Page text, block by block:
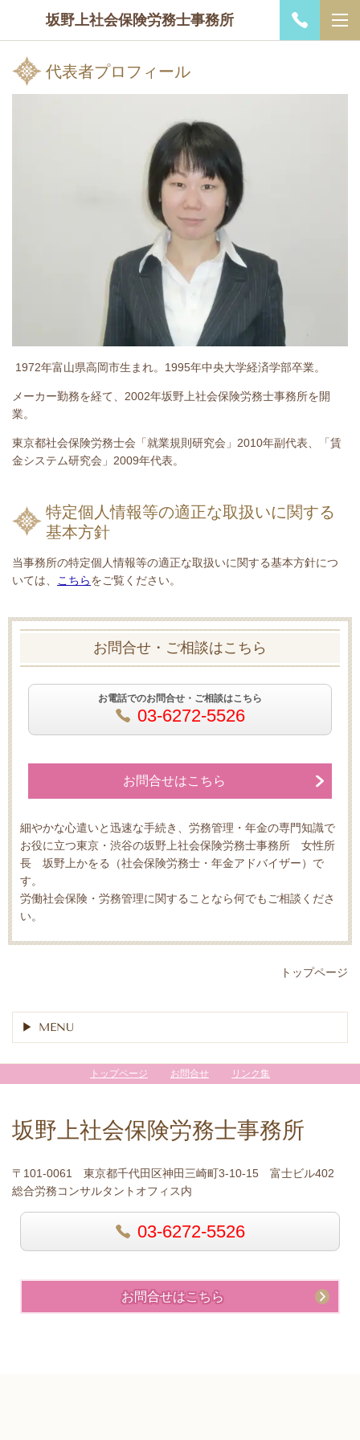
坂野上社会保険労務士事務所
代表者プロフィール
1972年富山県高岡市生まれ。1995年中央大学経済学部卒業。
メーカー勤務を経て、2002年坂野上社会保険労務士事務所を開
業。
東京都社会保険労務士会「就業規則研究会」2010年副代表、「賃
金システム研究会」2009年代表。
特定個人情報等の適正な取扱いに関する
基本方針
当事務所の特定個人情報等の適正な取扱いに関する基本方針につ
いては、
こちらをご覧ください。
お問合せ・ご相談はこちら
お電話でのお問合せ・ご相談はこちら
03-6272-5526
お問合せはこちら
細やかな心遣いと迅速な手続き、労務管理・年金の専門知識で
お役に立つ東京・渋谷の坂野上社会保険労務士事務所 女性所
長 坂野上かをる（社会保険労務士・年金アドバイザー）で
す。
労働社会保険・労務管理に関することなら何でもご相談くださ
い。
トップページ
MENU
トップページ お問合せ リンク集
坂野上社会保険労務士事務所
〒101-0061 東京都千代田区神田三崎町3-10-15 富士ビル402
総合労務コンサルタントオフィス内
03-6272-5526
お問合せはこちら